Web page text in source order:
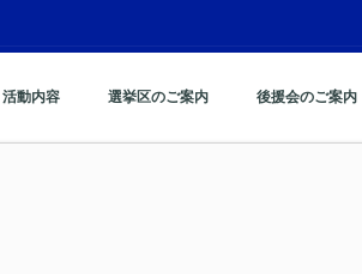
活動内容 選挙区のご案内 後援会のご案内